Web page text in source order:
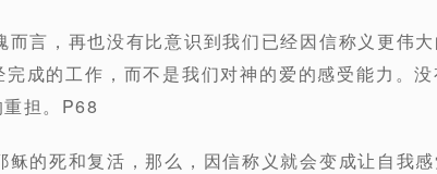
而言，再也没有比意识到我们已经因信称义更伟
成的工作，而不是我们对神的爱的感受能力。
担。P68
稣的死和复活，那么，因信称义就会变成让自我